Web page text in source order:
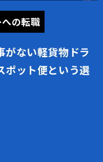
の転職
がない軽貨物ドラ
ポット便という選